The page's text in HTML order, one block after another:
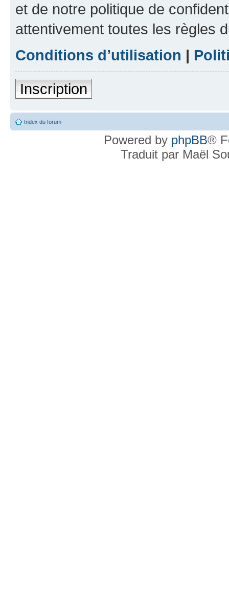
et de notre politique de
attentivement toutes les règles
Conditions d’utilisation |
Inscription
Index du forum
Powered by phpBB®
Traduit par Maël